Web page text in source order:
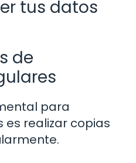
tus datos
de
para
realizar copias